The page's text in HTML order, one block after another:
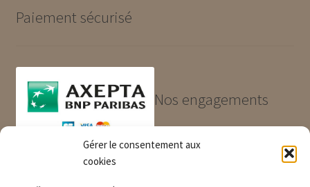
Gérer le consentement aux
cookies
Paiement sécurisé
Nos engagements
Produits de qualité et garantis
Paiement sécurisé